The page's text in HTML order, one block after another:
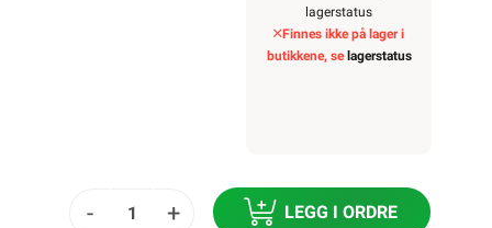
lagerstatus
Finnes ikke på lager i
butikkene, se lagerstatus
- + LEGG I ORDRE